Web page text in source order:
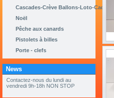
Cascades-Crève Ballons-Loto-Cadeaux
Noël
Pêche aux canards
Pistolets à billes
Porte - clefs
News
« ouvert tous les samedis de mai et
juin 9h à 12h »